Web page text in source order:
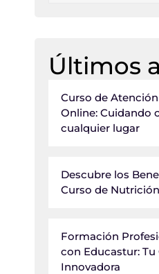
Últimos
Curso de
Online: Cuidando
cualquier lugar
Descubre los
Curso de
Formación
con Educastur: Tu
Innovadora